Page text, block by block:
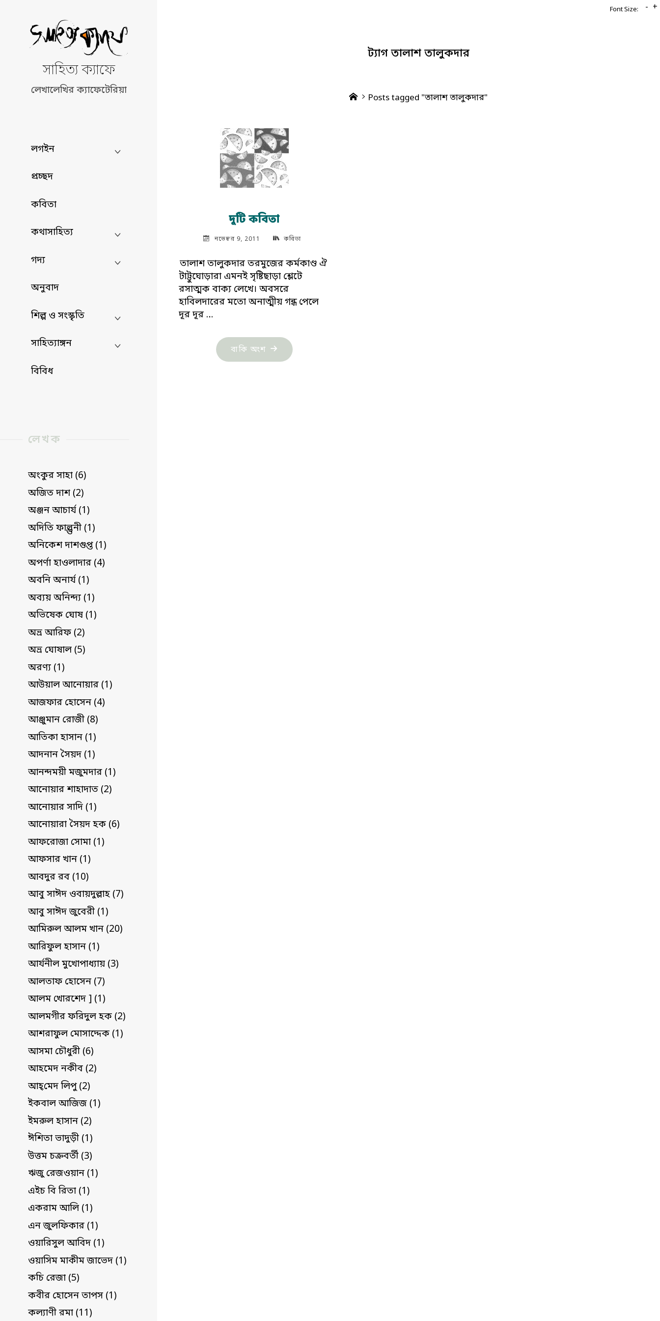
content
সাহিত্য ক্যাফে
লেখালেখির ক্যাফেটেরিয়া
লগইন
প্রচ্ছদ
কবিতা
কথাসাহিত্য
গদ্য
অনুবাদ
শিল্প ও সংস্কৃতি
সাহিত্যাঙ্গন
বিবিধ
লেখক
অংকুর সাহা (6)
অজিত দাশ (2)
অঞ্জন আচার্য (1)
অদিতি ফাল্গুনী (1)
অনিকেশ দাশগুপ্ত (1)
অপর্ণা হাওলাদার (4)
অবনি অনার্য (1)
অব্যয় অনিন্দ্য (1)
অভিষেক ঘোষ (1)
অভ্র আরিফ (2)
অভ্র ঘোষাল (5)
অরণ্য (1)
আউয়াল আনোয়ার (1)
আজফার হোসেন (4)
আঞ্জুমান রোজী (8)
আতিকা হাসান (1)
আদনান সৈয়দ (1)
আনন্দময়ী মজুমদার (1)
আনোয়ার শাহাদাত (2)
আনোয়ার সাদি (1)
আনোয়ারা সৈয়দ হক (6)
আফরোজা সোমা (1)
আফসার খান (1)
আবদুর রব (10)
আবু সাঈদ ওবায়দুল্লাহ (7)
আবু সাঈদ জুবেরী (1)
আমিরুল আলম খান (20)
আরিফুল হাসান (1)
আর্যনীল মুখোপাধ্যায় (3)
আলতাফ হোসেন (7)
আলম খোরশেদ ] (1)
আলমগীর ফরিদুল হক (2)
আশরাফুল মোসাদ্দেক (1)
আসমা চৌধুরী (6)
আহমেদ নকীব (2)
আহ্‌মেদ লিপু (2)
ইকবাল আজিজ (1)
ইমরুল হাসান (2)
ঈশিতা ভাদুড়ী (1)
উত্তম চক্রবর্তী (3)
ঋজু রেজওয়ান (1)
এইচ বি রিতা (1)
একরাম আলি (1)
এন জুলফিকার (1)
ওয়ারিসুল আবিদ (1)
ওয়াসিম মাকীম জাভেদ (1)
কচি রেজা (5)
কবীর হোসেন তাপস (1)
কল্যাণী রমা (11)
ট্যাগ তালাশ তালুকদার
HomePosts tagged "তালাশ তালুকদার"
দুটি কবিতা
নভেম্বর 9, 2011 কবিতা
তালাশ তালুকদার তরমুজের কর্মকাণ্ড ঐ
টাট্টুঘোড়ারা এমনই সৃষ্টিছাড়া শ্লেটে
রসাত্মক বাক্য লেখে। অবসরে
হাবিলদারের মতো অনাত্মীয় গন্ধ পেলে
দূর দূর …
বাকি অংশ "দুটি
কবিতা"
Font Size: - +